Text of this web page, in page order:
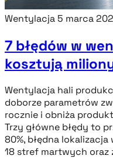
Wentylacja5 marca
7 błędów w
kosztują
Wentylacja hali
doborze parametrów
rocznie i obniża
Trzy główne błędy to
80%, błędna
18 stref martwych oraz